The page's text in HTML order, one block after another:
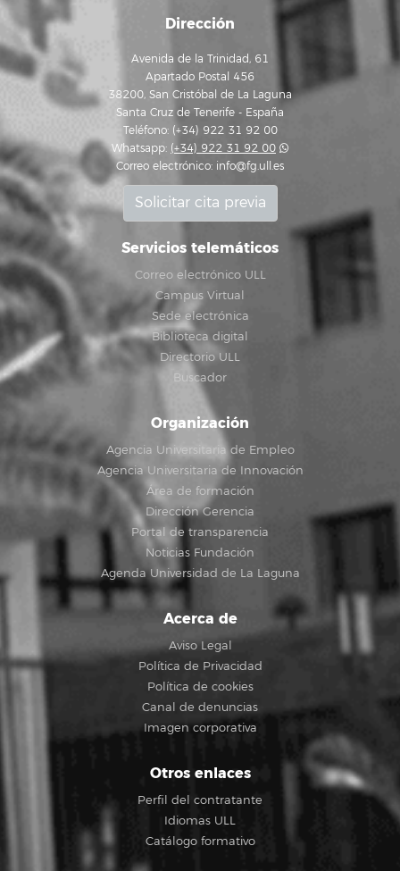
Dirección
Avenida de la Trinidad, 61
Apartado Postal 456
38200, San Cristóbal de La Laguna
Santa Cruz de Tenerife - España
Teléfono: (+34) 922 31 92 00
Whatsapp: (+34) 922 31 92 00
Correo electrónico: info@fg.ull.es
Solicitar cita previa
Servicios telemáticos
Correo electrónico ULL
Campus Virtual
Sede electrónica
Biblioteca digital
Directorio ULL
Buscador
Organización
Agencia Universitaria de Empleo
Agencia Universitaria de Innovación
Área de formación
Dirección Gerencia
Portal de transparencia
Noticias Fundación
Agenda Universidad de La Laguna
Acerca de
Aviso Legal
Política de Privacidad
Política de cookies
Canal de denuncias
Imagen corporativa
Otros enlaces
Perfil del contratante
Idiomas ULL
Catálogo formativo